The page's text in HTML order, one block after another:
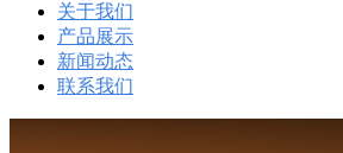
关于我们
产品展示
新闻动态
联系我们